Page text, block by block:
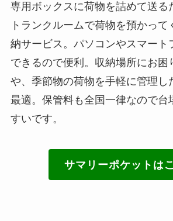
専用ボックスに荷物を詰めて送る
トランクルームで荷物を預かって
納サービス。パソコンやスマート
できるので便利。収納場所にお困
や、季節物の荷物を手軽に管理し
最適。保管料も全国一律なので台
すいです。
サマリーポケットは